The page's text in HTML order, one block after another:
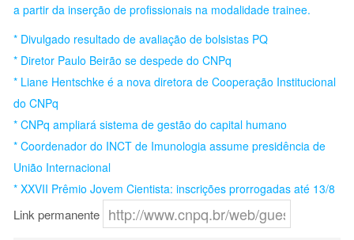
a partir da inserção de profissionais na modalidade trainee.
* Divulgado resultado de avaliação de bolsistas PQ
* Diretor Paulo Beirão se despede do CNPq
* Liane Hentschke é a nova diretora de Cooperação Institucional
do CNPq
* CNPq ampliará sistema de gestão do capital humano
* Coordenador do INCT de Imunologia assume presidência de
União Internacional
* XXVII Prêmio Jovem Cientista: inscrições prorrogadas até 13/8
Link permanente